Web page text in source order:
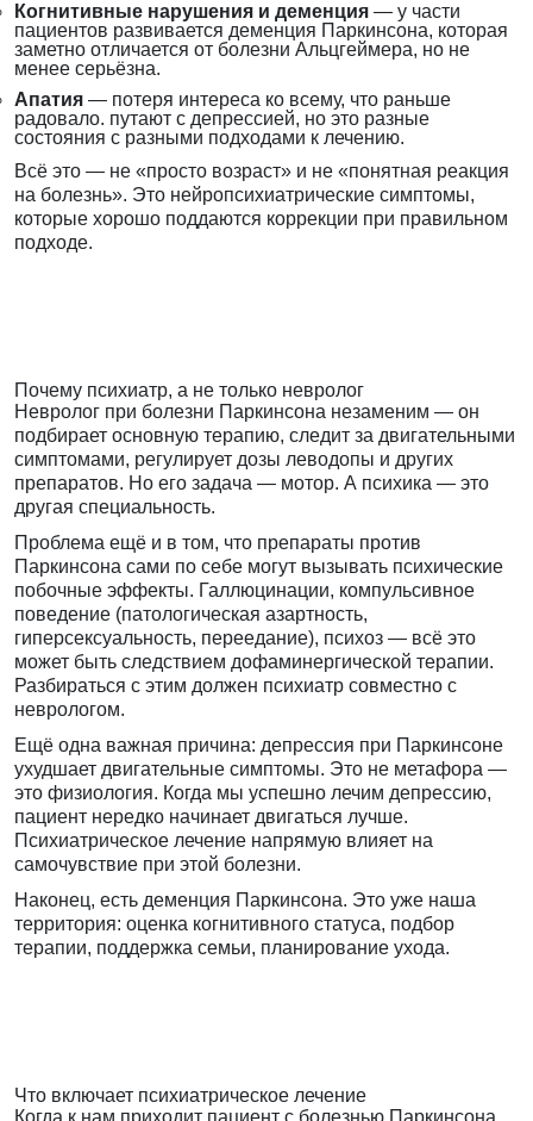
Когнитивные нарушения и деменция — у части
пациентов развивается деменция Паркинсона, которая
заметно отличается от болезни Альцгеймера, но не
менее серьёзна.
Апатия — потеря интереса ко всему, что раньше
радовало. путают с депрессией, но это разные
состояния с разными подходами к лечению.
Всё это — не «просто возраст» и не «понятная реакция
на болезнь». Это нейропсихиатрические симптомы,
которые хорошо поддаются коррекции при правильном
подходе.
Почему психиатр, а не только невролог
Невролог при болезни Паркинсона незаменим — он
подбирает основную терапию, следит за двигательными
симптомами, регулирует дозы леводопы и других
препаратов. Но его задача — мотор. А психика — это
другая специальность.
Проблема ещё и в том, что препараты против
Паркинсона сами по себе могут вызывать психические
побочные эффекты. Галлюцинации, компульсивное
поведение (патологическая азартность,
гиперсексуальность, переедание), психоз — всё это
может быть следствием дофаминергической терапии.
Разбираться с этим должен психиатр совместно с
неврологом.
Ещё одна важная причина: депрессия при Паркинсоне
ухудшает двигательные симптомы. Это не метафора —
это физиология. Когда мы успешно лечим депрессию,
пациент нередко начинает двигаться лучше.
Психиатрическое лечение напрямую влияет на
самочувствие при этой болезни.
Наконец, есть деменция Паркинсона. Это уже наша
территория: оценка когнитивного статуса, подбор
терапии, поддержка семьи, планирование ухода.
Что включает психиатрическое лечение